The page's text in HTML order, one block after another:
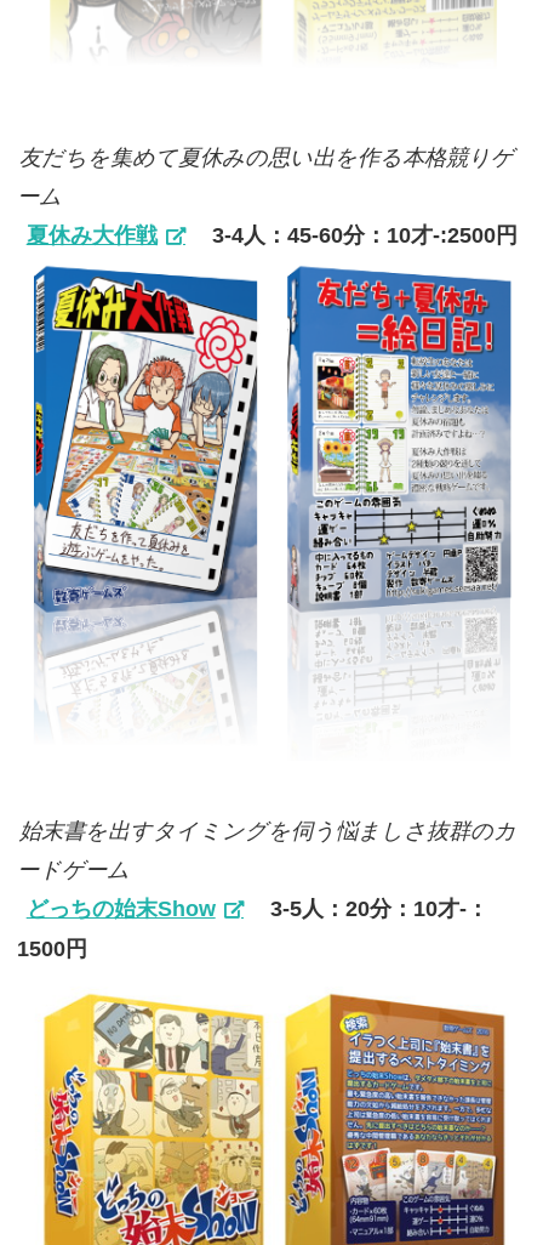
友だちを集めて夏休みの思い出を作る本格競りゲ
ーム
夏休み大作戦
3-4人：45-60分：10才-:2500円
始末書を出すタイミングを伺う悩ましさ抜群のカ
ードゲーム
どっちの始末Show
3-5人：20分：10才-：
1500円